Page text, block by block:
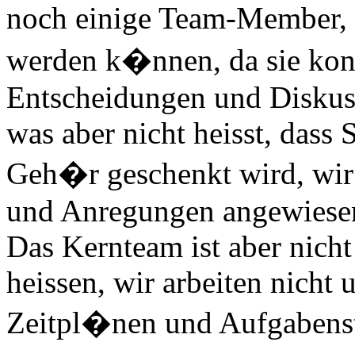
noch einige Team-
werden k�nnen, da sie
Entscheidungen und
was aber nicht heisst, dass
Geh�r geschenkt wird,
und Anregungen
Das Kernteam ist aber
heissen, wir arbeiten nicht
Zeitpl�nen und